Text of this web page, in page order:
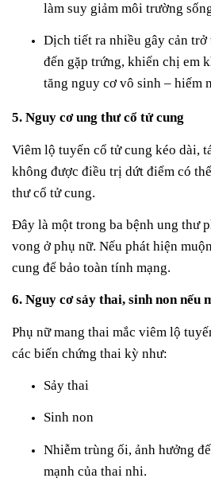
làm suy giảm môi trường
Dịch tiết ra nhiều gây cản
đến gặp trứng, khiến chị em
tăng nguy cơ vô sinh – hiếm
5. Nguy cơ ung thư cổ tử cung
Viêm lộ tuyến cổ tử cung kéo dài,
không được điều trị dứt điểm có
thư cổ tử cung.
Đây là một trong ba bệnh ung thư
vong ở phụ nữ. Nếu phát hiện
cung để bảo toàn tính mạng.
6. Nguy cơ sảy thai, sinh non nếu
Phụ nữ mang thai mắc viêm lộ
các biến chứng thai kỳ như:
Sảy thai
Sinh non
Nhiễm trùng ối, ảnh hưởng
mạnh của thai nhi.